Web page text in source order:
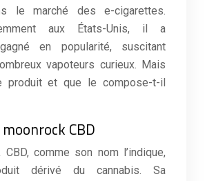
le marché des e-cigarettes.
aux États-Unis, il a
en popularité, suscitant
vapoteurs curieux. Mais
produit et que le compose-t-il
CBD
comme son nom l’indique,
dérivé du cannabis. Sa